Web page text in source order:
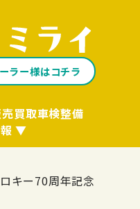
ラー様はコチラ
買取車検整備
キー70周年記念